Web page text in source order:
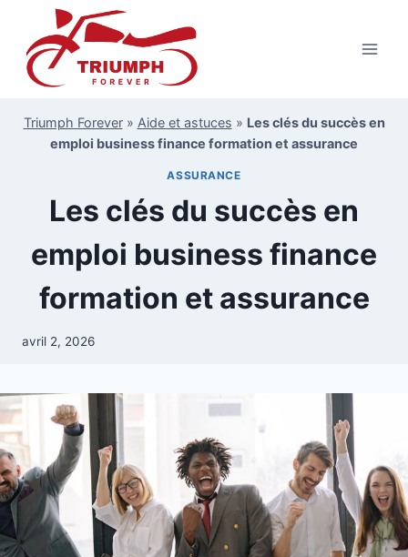
contenu
Triumph Forever» Aide et astuces » Les clés du succès en
emploi business finance formation et assurance
ASSURANCE
Les clés du succès en
emploi business finance
formation et assurance
avril 2, 2026